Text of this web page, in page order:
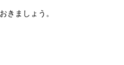
きましょう。